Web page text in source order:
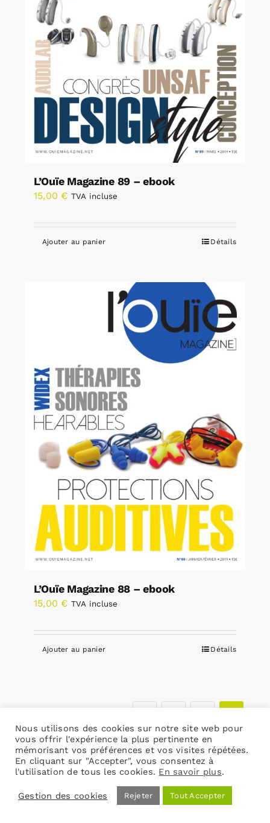
L’Ouïe Magazine 89 – ebook
15,00 € TVA incluse
Ajouter au panier Détails
L’Ouïe Magazine 88 – ebook
15,00 € TVA incluse
Ajouter au panier Détails
Nous utilisons des cookies sur notre site web pour
vous offrir l'expérience la plus pertinente en
mémorisant vos préférences et vos visites répétées.
En cliquant sur "Accepter", vous consentez à
l'utilisation de tous les cookies. En savoir plus.
Gestion des cookies Rejeter Tout Accepter